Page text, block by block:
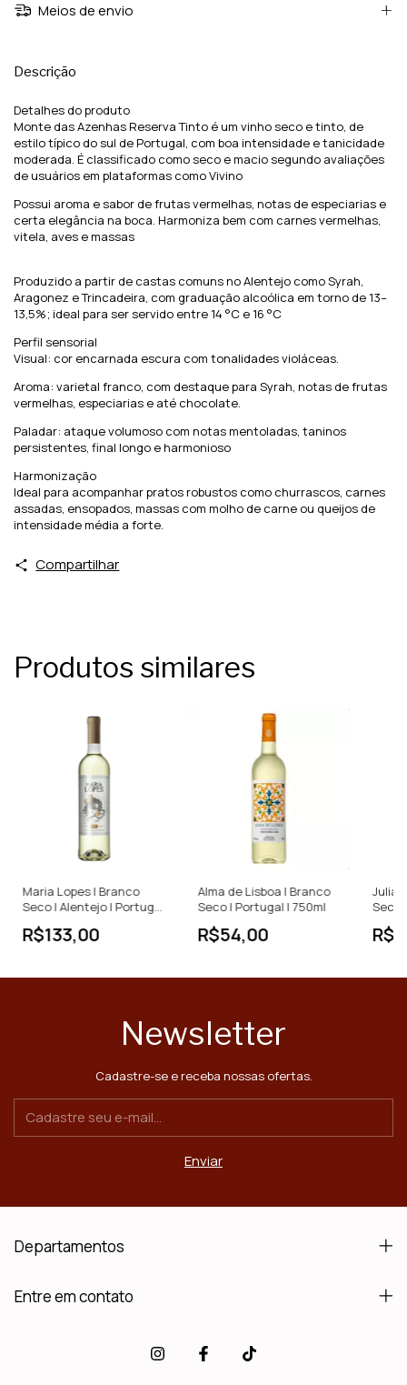
Meios de envio
Descrição
Detalhes do produto
Monte das Azenhas Reserva Tinto é um vinho seco e tinto, de
estilo típico do sul de Portugal, com boa intensidade e tanicidade
moderada. É classificado como seco e macio segundo avaliações
de usuários em plataformas como Vivino
Possui aroma e sabor de frutas vermelhas, notas de especiarias e
certa elegância na boca. Harmoniza bem com carnes vermelhas,
vitela, aves e massas
Produzido a partir de castas comuns no Alentejo como Syrah,
Aragonez e Trincadeira, com graduação alcoólica em torno de 13–
13,5%; ideal para ser servido entre 14 °C e 16 °C
Perfil sensorial
Visual: cor encarnada escura com tonalidades violáceas.
Aroma: varietal franco, com destaque para Syrah, notas de frutas
vermelhas, especiarias e até chocolate.
Paladar: ataque volumoso com notas mentoladas, taninos
persistentes, final longo e harmonioso
Harmonização
Ideal para acompanhar pratos robustos como churrascos, carnes
assadas, ensopados, massas com molho de carne ou queijos de
intensidade média a forte.
Compartilhar
Produtos similares
Maria Lopes | Branco
Seco | Alentejo | Portugal
| 750ml
R$133,00
Alma de Lisboa | Branco
Seco | Portugal | 750ml
R$54,00
Julia
Seco
Newsletter
Cadastre-se e receba nossas ofertas.
Departamentos
Entre em contato